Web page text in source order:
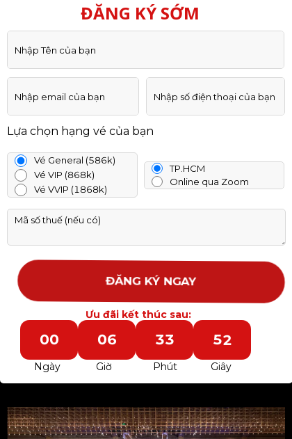
Vé General (586k)
Vé VIP (868k)
Vé VVIP (1868k)
ĐĂNG KÝ NGAY
TP.HCM
Online qua Zoom
Ưu đãi kết thúc sau:
0
0
0
0
0
0
6
6
3
3
3
3
5
5
1
0
Ngày Giờ Phút Giây
ĐĂNG KÝ SỚM
Lựa chọn hạng vé của bạn